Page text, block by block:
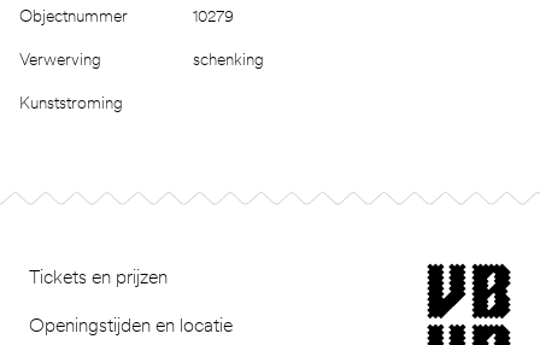
Objectnummer 10279
Verwerving schenking
Kunststroming
Tickets en prijzen
Openingstijden en locatie
museum van